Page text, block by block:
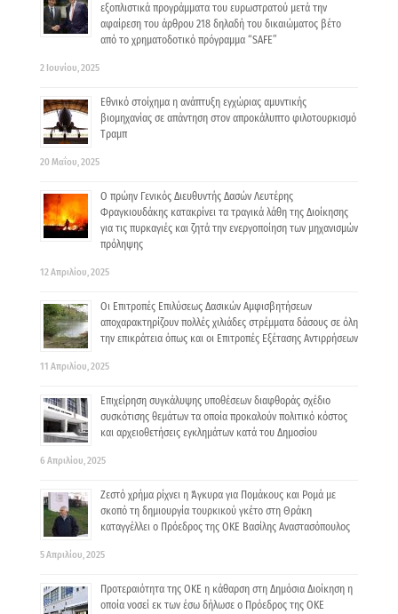
εξοπλιστικά προγράμματα του ευρωστρατού μετά την
αφαίρεση του άρθρου 218 δηλαδή του δικαιώματος βέτο
από το χρηματοδοτικό πρόγραμμα “SAFE”
2 Ιουνίου, 2025
Εθνικό στοίχημα η ανάπτυξη εγχώριας αμυντικής
βιομηχανίας σε απάντηση στον απροκάλυπτο φιλοτουρκισμό
Τραμπ
20 Μαΐου, 2025
Ο πρώην Γενικός Διευθυντής Δασών Λευτέρης
Φραγκιουδάκης κατακρίνει τα τραγικά λάθη της Διοίκησης
για τις πυρκαγιές και ζητά την ενεργοποίηση των μηχανισμών
πρόληψης
12 Απριλίου, 2025
Οι Επιτροπές Επιλύσεως Δασικών Αμφισβητήσεων
αποχαρακτηρίζουν πολλές χιλιάδες στρέμματα δάσους σε όλη
την επικράτεια όπως και οι Επιτροπές Εξέτασης Αντιρρήσεων
11 Απριλίου, 2025
Επιχείρηση συγκάλυψης υποθέσεων διαφθοράς σχέδιο
συσκότισης θεμάτων τα οποία προκαλούν πολιτικό κόστος
και αρχειοθετήσεις εγκλημάτων κατά του Δημοσίου
6 Απριλίου, 2025
Ζεστό χρήμα ρίχνει η Άγκυρα για Πομάκους και Ρομά με
σκοπό τη δημιουργία τουρκικού γκέτο στη Θράκη
καταγγέλλει ο Πρόεδρος της ΟΚΕ Βασίλης Αναστασόπουλος
5 Απριλίου, 2025
Προτεραιότητα της ΟΚΕ η κάθαρση στη Δημόσια Διοίκηση η
οποία νοσεί εκ των έσω δήλωσε ο Πρόεδρος της ΟΚΕ